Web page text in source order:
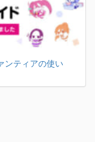
ンティアの使い